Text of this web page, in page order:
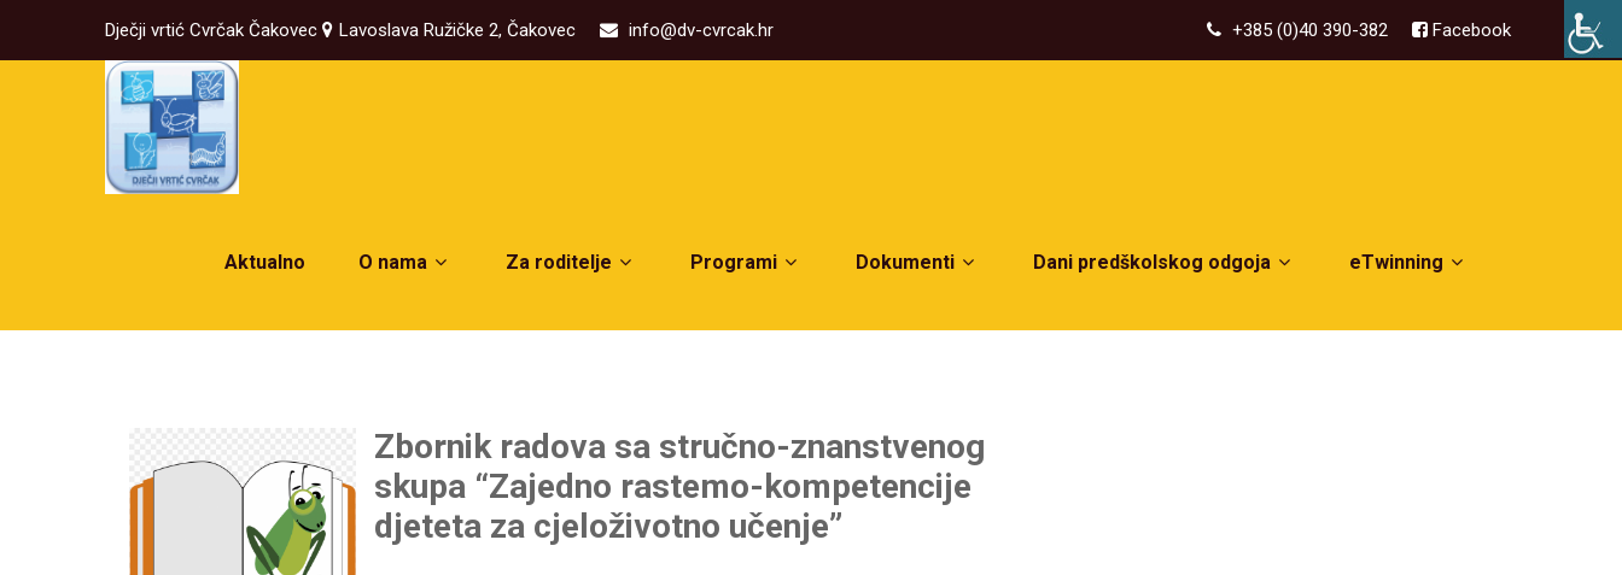
Dječji vrtić Cvrčak Čakovec Lavoslava Ružičke 2, Čakovec info@dv-cvrcak.hr +385 (0)40 390-382 Facebook
Aktualno O nama Za roditelje Programi Dokumenti Dani predškolskog odgoja eTwinning
Zbornik radova sa stručno-znanstvenog
skupa “Zajedno rastemo-kompetencije
djeteta za cjeloživotno učenje”